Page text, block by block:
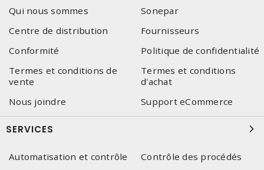
Qui nous sommes
Sonepar
Centre de distribution
Fournisseurs
Conformité
Politique de confidentialité
Termes et conditions de
vente
Termes et conditions
d'achat
Nous joindre
Support eCommerce
SERVICES
Automatisation et contrôle
Contrôle des procédés